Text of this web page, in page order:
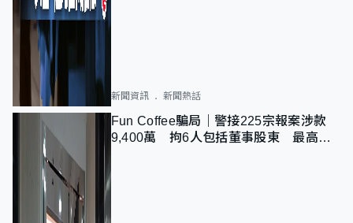
新聞資訊 新聞熱話
Fun Coffee騙局｜警接225宗報案涉款
9,400萬 拘6人包括董事股東 最高金